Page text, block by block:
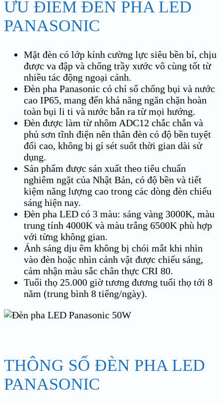
ƯU ĐIỂM ĐÈN PHA LED
PANASONIC
Mặt đèn có lớp kính cường lực siêu bền bỉ, chịu
được va đập và chống trầy xước vô cùng tốt từ
nhiều tác động ngoại cảnh.
Đèn pha Panasonic có chỉ số chống bụi và nước
cao IP65, mang đến khả năng ngăn chặn hoàn
toàn bụi li ti và nước bắn ra từ mọi hướng.
Đèn được làm từ nhôm ADC12 chắc chắn và
phủ sơn tĩnh điện nên thân đèn có độ bền tuyệt
đối cao, không bị gỉ sét suốt thời gian dài sử
dụng.
Sản phẩm được sản xuất theo tiêu chuẩn
nghiêm ngặt của Nhật Bản, có độ bền và tiết
kiệm năng lượng cao trong các dòng đèn chiếu
sáng hiện nay.
Đèn pha LED có 3 màu: sáng vàng 3000K, màu
trung tính 4000K và màu trắng 6500K phù hợp
với từng không gian.
Ánh sáng dịu êm không bị chói mắt khi nhìn
vào đèn hoặc nhìn cảnh vật được chiếu sáng,
cảm nhận màu sắc chân thực CRI 80.
Tuổi thọ 25.000 giờ tương đương tuổi thọ tới 8
năm (trung bình 8 tiếng/ngày).
THÔNG SỐ ĐÈN PHA LED
PANASONIC